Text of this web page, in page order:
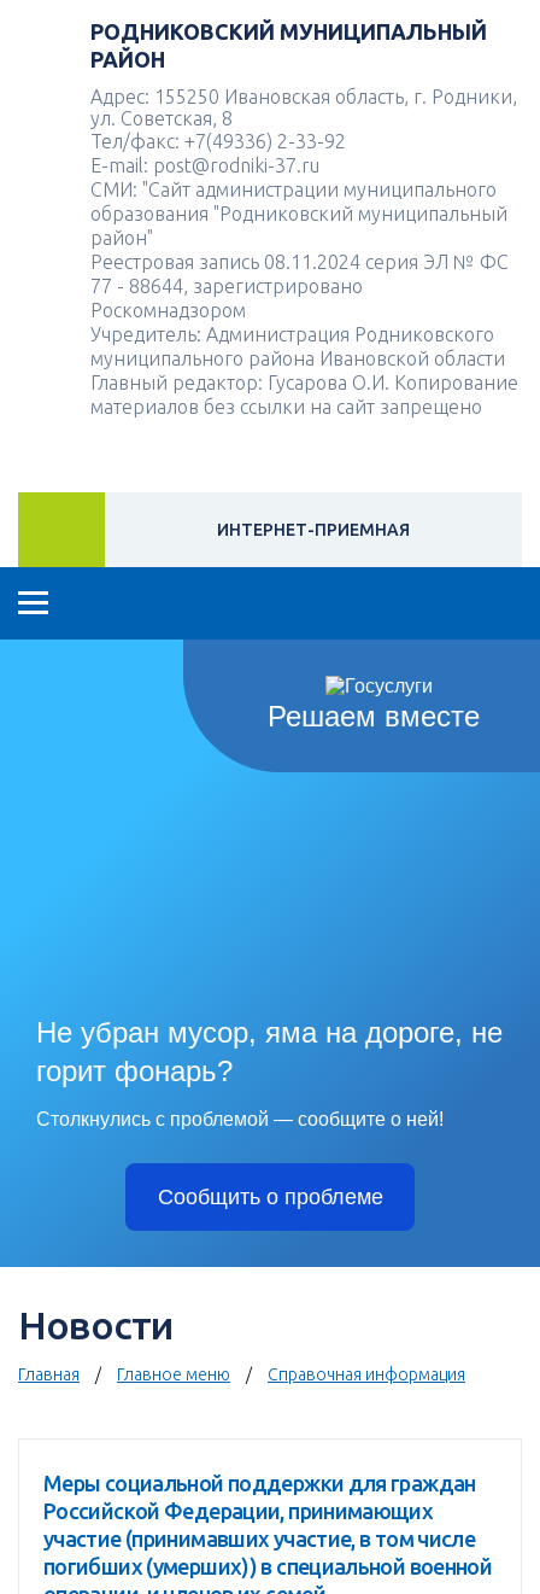
РОДНИКОВСКИЙ МУНИЦИПАЛЬНЫЙ
РАЙОН
Адрес: 155250 Ивановская область, г. Родники,
ул. Советская, 8
Тел/факс: +7(49336) 2-33-92
E-mail: post@rodniki-37.ru
СМИ: "Сайт администрации муниципального
образования "Родниковский муниципальный
район"
Реестровая запись 08.11.2024 серия ЭЛ № ФС
77 - 88644, зарегистрировано
Роскомнадзором
Учредитель: Администрация Родниковского
муниципального района Ивановской области
Главный редактор: Гусарова О.И. Копирование
материалов без ссылки на сайт запрещено
ИНТЕРНЕТ-ПРИЕМНАЯ
Решаем вместе
Не убран мусор, яма на дороге, не
горит фонарь?
Столкнулись с проблемой — сообщите о ней!
Сообщить о проблеме
Новости
Главная Главное меню Справочная информация
Меры социальной поддержки для граждан
Российской Федерации, принимающих
участие (принимавших участие, в том числе
погибших (умерших)) в специальной военной